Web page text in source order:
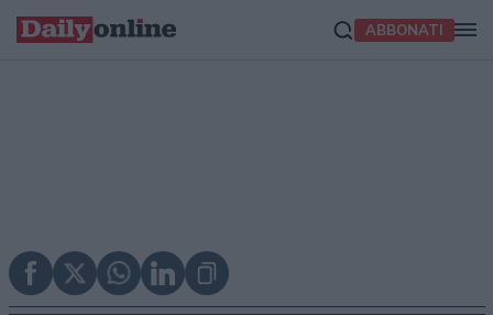
ABBONATI